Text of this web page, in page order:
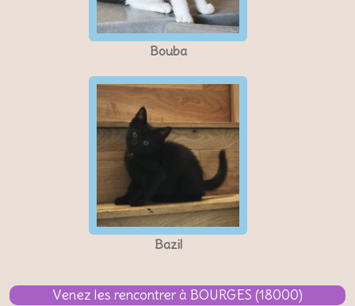
Bouba
Bazil
Venez les rencontrer à BOURGES (18000)